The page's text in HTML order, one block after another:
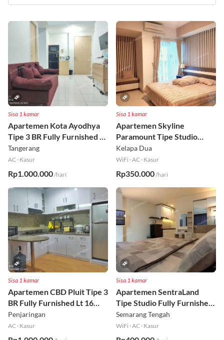
Sisa 1 kamar
Apartemen Kota Ayodhya
Tipe 3 BR Fully Furnished Lt
6
Tangerang
AC · Kasur
Rp1.000.000/hari
Sisa 1 kamar
Apartemen Skyline
Paramount Tipe Studio
Fully Furnished Lt 8
Kelapa Dua
WiFi ·AC · Kasur
Rp350.000/hari
Sisa 1 kamar
Apartemen CBD Pluit Tipe 3
BR Fully Furnished Lt 16
Utara
Penjaringan
AC · Kasur
Sisa 1 kamar
Apartemen SentraLand
Tipe Studio Fully Furnished
Lt 8
Semarang Tengah
WiFi ·AC · Kasur